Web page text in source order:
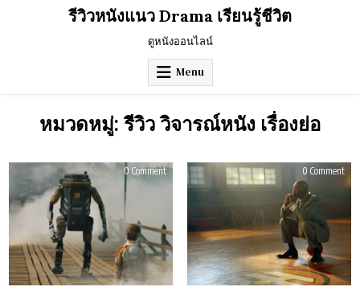
รีวิวหนังแนว Drama เรียนรู้ชีวิต
ดูหนังออนไลน์
Menu
หมวดหมู่:รีวิว วิจารณ์หนัง เรื่องย่อ
0 Commenton
รีวิว
Cinderella
0 Commenton
รีวิว